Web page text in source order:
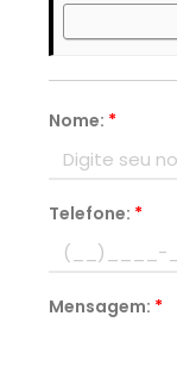
Nome: *
Telefone: *
Mensagem: *